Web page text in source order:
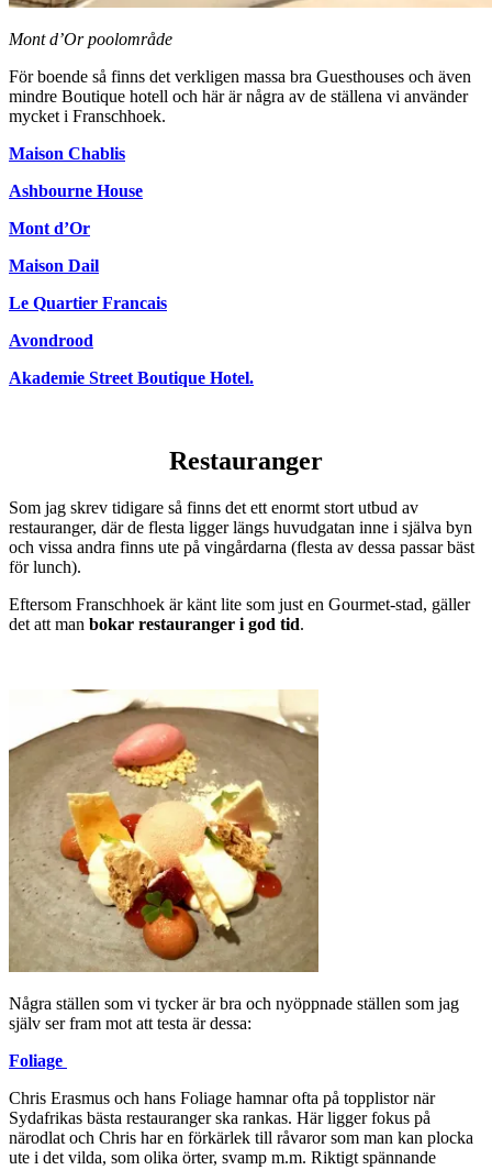
Mont d’Or poolområde
För boende så finns det verkligen massa bra Guesthouses och även
mindre Boutique hotell och här är några av de ställena vi använder
mycket i Franschhoek.
Maison Chablis
Ashbourne House
Mont d’Or
Maison Dail
Le Quartier Francais
Avondrood
Akademie Street Boutique Hotel.
Restauranger
Som jag skrev tidigare så finns det ett enormt stort utbud av
restauranger, där de flesta ligger längs huvudgatan inne i själva byn
och vissa andra finns ute på vingårdarna (flesta av dessa passar bäst
för lunch).
Eftersom Franschhoek är känt lite som just en Gourmet-stad, gäller
det att man bokar restauranger i god tid.
Några ställen som vi tycker är bra och nyöppnade ställen som jag
själv ser fram mot att testa är dessa:
Foliage
Chris Erasmus och hans Foliage hamnar ofta på topplistor när
Sydafrikas bästa restauranger ska rankas. Här ligger fokus på
närodlat och Chris har en förkärlek till råvaror som man kan plocka
ute i det vilda, som olika örter, svamp m.m. Riktigt spännande